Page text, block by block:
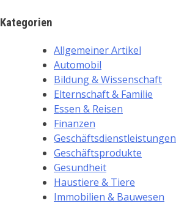
Kategorien
Allgemeiner Artikel
Automobil
Bildung & Wissenschaft
Elternschaft & Familie
Essen & Reisen
Finanzen
Geschäftsdienstleistungen
Geschäftsprodukte
Gesundheit
Haustiere & Tiere
Immobilien & Bauwesen